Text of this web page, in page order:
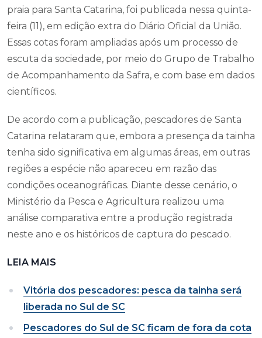
praia para Santa Catarina, foi publicada nessa quinta-
feira (11), em edição extra do Diário Oficial da União.
Essas cotas foram ampliadas após um processo de
escuta da sociedade, por meio do Grupo de Trabalho
de Acompanhamento da Safra, e com base em dados
científicos.
De acordo com a publicação, pescadores de Santa
Catarina relataram que, embora a presença da tainha
tenha sido significativa em algumas áreas, em outras
regiões a espécie não apareceu em razão das
condições oceanográficas. Diante desse cenário, o
Ministério da Pesca e Agricultura realizou uma
análise comparativa entre a produção registrada
neste ano e os históricos de captura do pescado.
LEIA MAIS
Vitória dos pescadores: pesca da tainha será
liberada no Sul de SC
Pescadores do Sul de SC ficam de fora da cota